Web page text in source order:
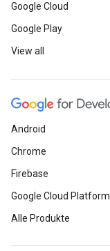
Google Cloud
Google Play
View all
Android
Chrome
Firebase
Google Cloud Platform
Alle Produkte